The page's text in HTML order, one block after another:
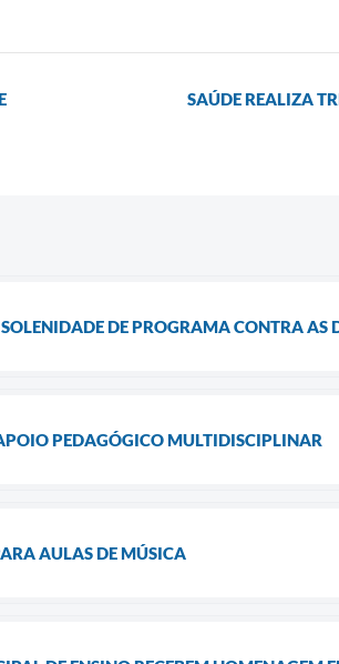
SAÚDE REALIZA
DE PROGRAMA CONTRA AS
PEDAGÓGICO MULTIDISCIPLINAR
AULAS DE MÚSICA